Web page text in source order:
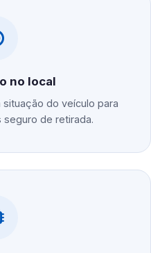
no local
situação do veículo para
de retirada.